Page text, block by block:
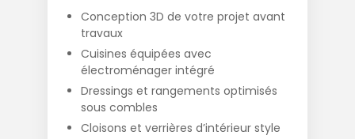
Conception 3D de votre projet avant
travaux
Cuisines équipées avec
électroménager intégré
Dressings et rangements optimisés
sous combles
Cloisons et verrières d’intérieur style